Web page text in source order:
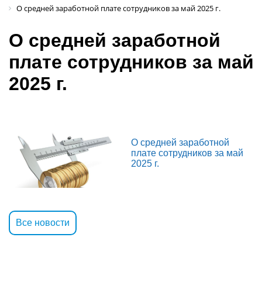
О средней заработной плате сотрудников за май 2025 г.
О средней заработной
плате сотрудников за май
2025 г.
О средней заработной
плате сотрудников за май
2025 г.
Все новости